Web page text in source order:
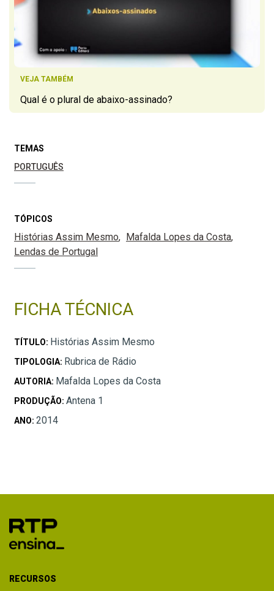
VEJA TAMBÉM
Qual é o plural de abaixo-assinado?
TEMAS
PORTUGUÊS
TÓPICOS
Histórias Assim Mesmo
Mafalda Lopes da Costa
Lendas de Portugal
FICHA TÉCNICA
TÍTULO: Histórias Assim Mesmo
TIPOLOGIA: Rubrica de Rádio
AUTORIA: Mafalda Lopes da Costa
PRODUÇÃO: Antena 1
ANO: 2014
RECURSOS